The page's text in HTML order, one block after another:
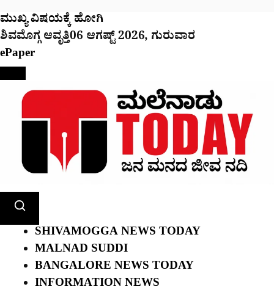
ಮುಖ್ಯ ವಿಷಯಕ್ಕೆ ಹೋಗಿ
ಶಿವಮೊಗ್ಗ ಆವೃತ್ತಿ06 ಆಗಷ್ಟ್ 2026, ಗುರುವಾರ
ePaper
SHIVAMOGGA NEWS TODAY
MALNAD SUDDI
BANGALORE NEWS TODAY
INFORMATION NEWS